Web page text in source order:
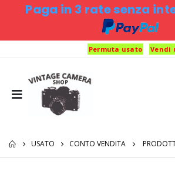
Paga in 3 rate senza
Permuta usato Vendi
USATO CONTO VENDITA